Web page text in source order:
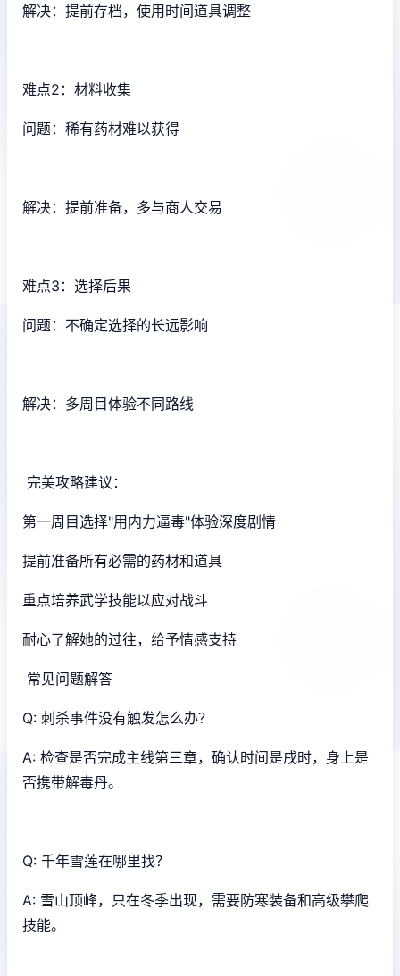
解决：提前存档，使用时间道具调整
难点2：材料收集
问题：稀有药材难以获得
解决：提前准备，多与商人交易
难点3：选择后果
问题：不确定选择的长远影响
解决：多周目体验不同路线
完美攻略建议：
第一周目选择"用内力逼毒"体验深度剧情
提前准备所有必需的药材和道具
重点培养武学技能以应对战斗
耐心了解她的过往，给予情感支持
常见问题解答
Q: 刺杀事件没有触发怎么办？
A: 检查是否完成主线第三章，确认时间是戌时，身上是
否携带解毒丹。
Q: 千年雪莲在哪里找？
A: 雪山顶峰，只在冬季出现，需要防寒装备和高级攀爬
技能。